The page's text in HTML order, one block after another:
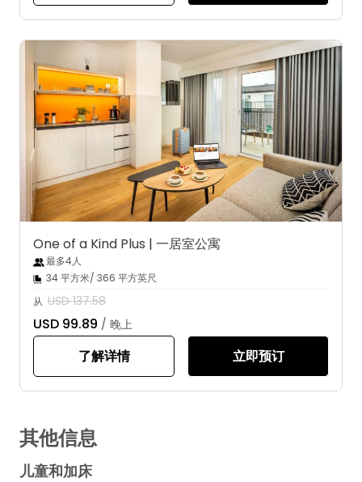
One of a Kind Plus | 一居室公寓
最多4人
34 平方米/ 366 平方英尺
从 USD 137.58
USD 99.89 / 晚上
了解详情 立即预订
其他信息
儿童和加床